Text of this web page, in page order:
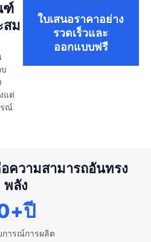
ฑ์
สม
แต่
ณ์
ใบเสนอราคาอย่าง
รวดเร็วและ
ออกแบบฟรี
ความสามารถอันทรง
พลัง
การณ์การผลิต
+ปี